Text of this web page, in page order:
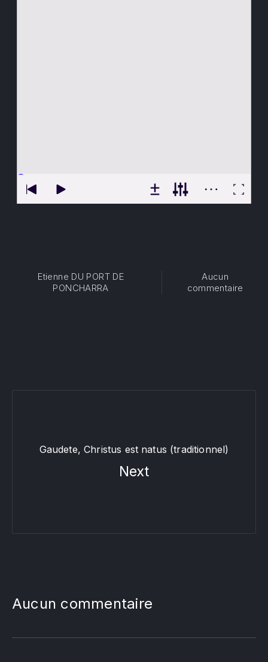
Etienne DU PORT DE
PONCHARRA
Aucun
commentaire
Gaudete, Christus est natus (traditionnel)
Next
Aucun commentaire